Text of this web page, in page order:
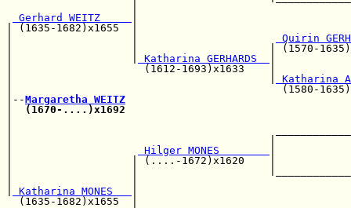
Gerhard WEITZ
| (1635-1682)x1655  |
Quirin
|                   |                     | (1570-
Katharina GERHARDS
|                     (1612-1693)x1633    |
Katharina
|                                           (1580-
|--Margaretha WEITZ
(1670-....)x1692
|
Hilger MONES
|                   | (....-1672)x1620    |
|
Katharina MONES
(1635-1682)x1655  |